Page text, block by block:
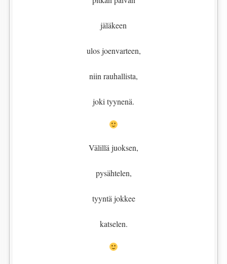
jäläkeen
ulos joenvarteen,
niin rauhallista,
joki tyynenä.
Välillä juoksen,
pysähtelen,
tyyntä jokkee
katselen.